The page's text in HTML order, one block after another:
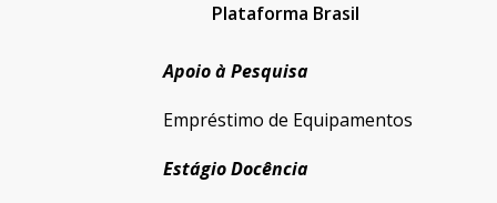
Plataforma Brasil
Apoio à Pesquisa
Empréstimo de Equipamentos
Estágio Docência